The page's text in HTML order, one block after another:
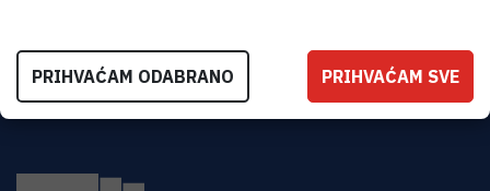
PRIHVAĆAM ODABRANO PRIHVAĆAM SVE